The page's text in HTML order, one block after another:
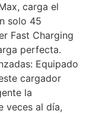
carga el
solo 45
Fast Charging
perfecta.
Equipado
cargador
la
veces al día,